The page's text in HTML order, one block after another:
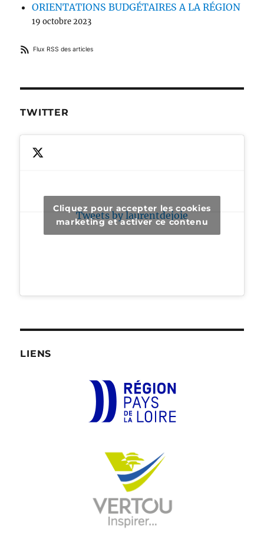
ORIENTATIONS BUDGÉTAIRES A LA RÉGION
19 octobre 2023
Flux RSS des articles
TWITTER
Tweets by laurentdejoie
Cliquez pour accepter les cookies
marketing et activer ce contenu
LIENS